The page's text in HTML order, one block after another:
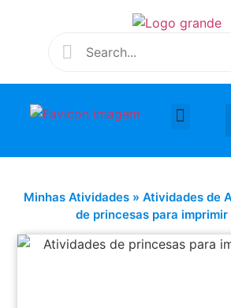
Minhas Atividades » Atividades de
de princesas para